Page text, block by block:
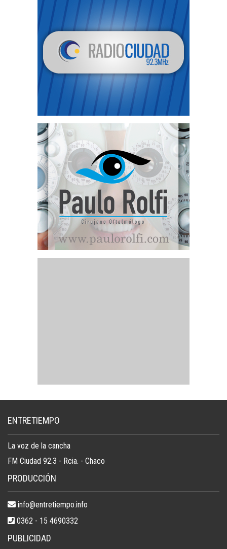
ENTRETIEMPO
La voz de la cancha
FM Ciudad 92.3 - Rcia. - Chaco
PRODUCCIÓN
info@entretiempo.info
0362 - 15 4690332
PUBLICIDAD